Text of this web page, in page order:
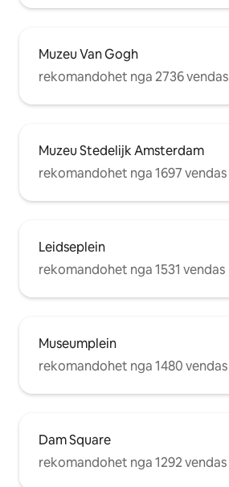
Muzeu Van Gogh
rekomandohet nga 2736 vendas
Muzeu Stedelijk Amsterdam
rekomandohet nga 1697 vendas
Leidseplein
rekomandohet nga 1531 vendas
Museumplein
rekomandohet nga 1480 vendas
Dam Square
rekomandohet nga 1292 vendas